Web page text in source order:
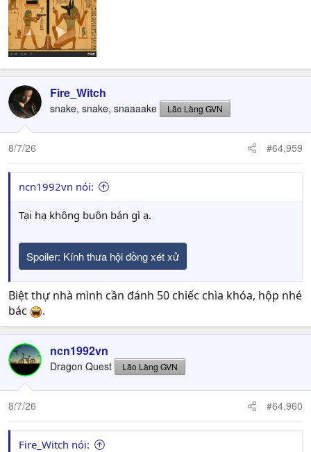
Fire_Witch
snake, snake, snaaaake Lão Làng GVN
8/7/26 #64,959
ncn1992vn nói:
Tại hạ không buôn bán gì ạ.
Spoiler: Kính thưa hội đồng xét xử
Biệt thự nhà mình cần đánh 50 chiếc chìa khóa, hộp nhé
bác
.
ncn1992vn
Dragon Quest Lão Làng GVN
8/7/26 #64,960
Fire_Witch nói: